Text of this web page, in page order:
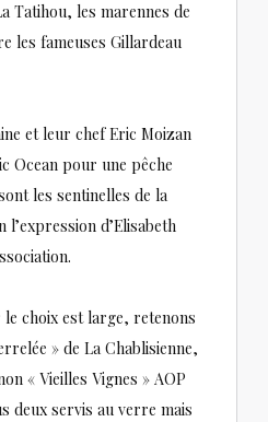
Tatihou, les marennes de
les fameuses Gillardeau
et leur chef Eric Moizan
Ocean pour une pêche
les sentinelles de la
l’expression d’Elisabeth
choix est large, retenons
» de La Chablisienne,
« Vieilles Vignes » AOP
deux servis au verre mais